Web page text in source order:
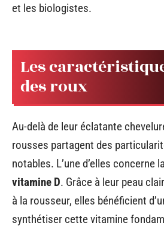
et les biologistes.
Les
des roux
Au-delà de leur éclatante
rousses partagent des
notables. L’une d’elles concerne la
vitamine D. Grâce à leur peau
à la rousseur, elles bénéficient
synthétiser cette vitamine